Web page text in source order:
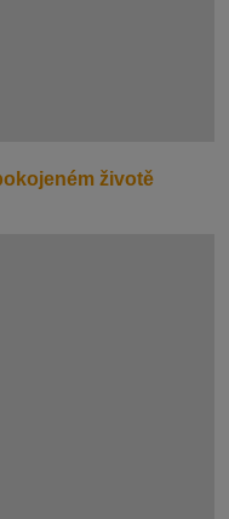
životě